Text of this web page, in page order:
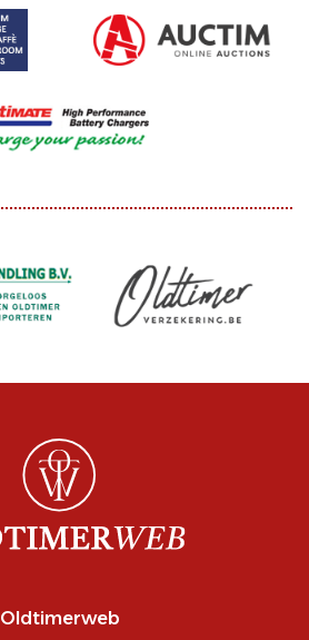
Oldtimerweb